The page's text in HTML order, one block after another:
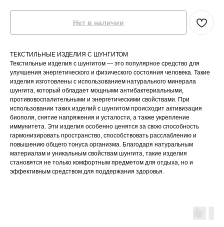
Нет в наличии
ТЕКСТИЛЬНЫЕ ИЗДЕЛИЯ С ШУНГИТОМ
Текстильные изделия с шунгитом — это популярное средство для
улучшения энергетического и физического состояния человека. Такие
изделия изготовлены с использованием натурального минерала
шунгита, который обладает мощными антибактериальными,
противовоспалительными и энергетическими свойствами. При
использовании таких изделий с шунгитом происходит активизация
биополя, снятие напряжения и усталости, а также укрепление
иммунитета. Эти изделия особенно ценятся за свою способность
гармонизировать пространство, способствовать расслаблению и
повышению общего тонуса организма. Благодаря натуральным
материалам и уникальным свойствам шунгита, такие изделия
становятся не только комфортным предметом для отдыха, но и
эффективным средством для поддержания здоровья.